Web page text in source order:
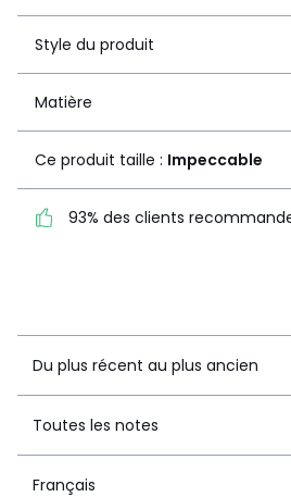
1 3
2
3 8
Style du produit
Matière
Ce produit taille : Impeccable
93% des clients
Du plus récent au plus ancien
Toutes les notes
Français